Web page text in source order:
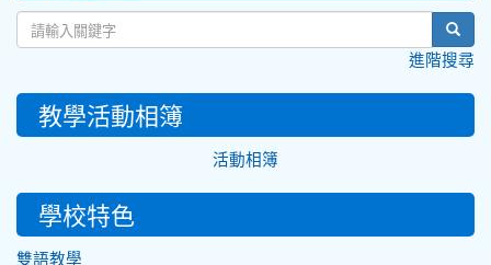
進階搜尋
教學活動相簿
活動相簿
學校特色
雙語教學